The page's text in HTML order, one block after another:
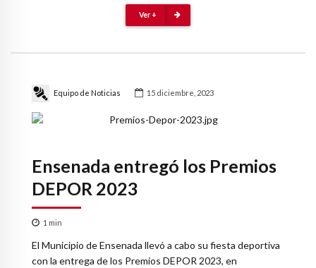
Ver +
Equipo de Noticias 15 diciembre, 2023
Ensenada entregó los Premios
DEPOR 2023
1 min
El Municipio de Ensenada llevó a cabo su fiesta deportiva
con la entrega de los Premios DEPOR 2023, en